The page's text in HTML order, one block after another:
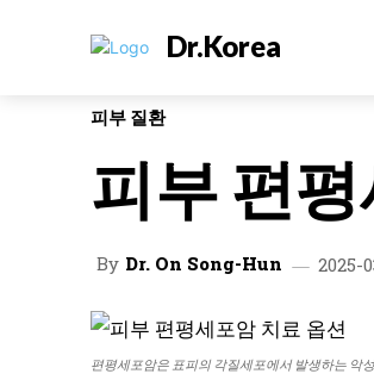
Dr.Korea
피부 질환
피부 편
By Dr. On Song-Hun 2025-
편평세포암은 표피의 각질세포에서 발생하는 악